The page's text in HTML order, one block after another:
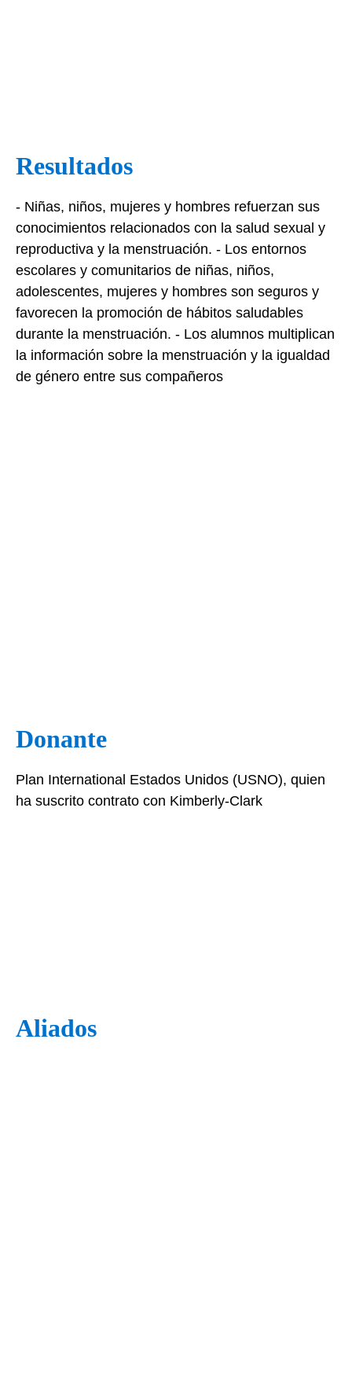
Resultados
- Niñas, niños, mujeres y hombres refuerzan sus
conocimientos relacionados con la salud sexual y
reproductiva y la menstruación. - Los entornos
escolares y comunitarios de niñas, niños,
adolescentes, mujeres y hombres son seguros y
favorecen la promoción de hábitos saludables
durante la menstruación. - Los alumnos multiplican
la información sobre la menstruación y la igualdad
de género entre sus compañeros
Donante
Plan International Estados Unidos (USNO), quien
ha suscrito contrato con Kimberly-Clark
Aliados